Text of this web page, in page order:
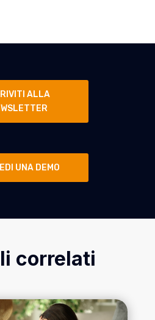
ALLA
UNA DEMO
correlati